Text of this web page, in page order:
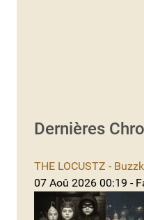
Dernières
THE LOCUSTZ -
07 Aoû 2026 00:19 -